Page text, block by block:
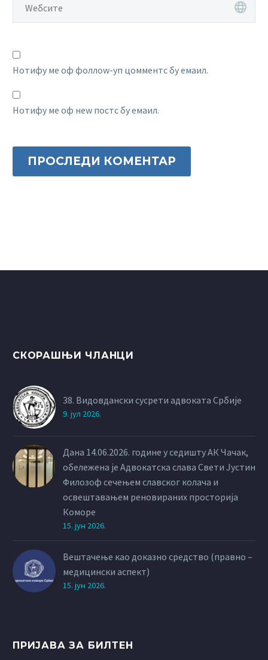
Нотифy ме оф фоллоw-уп цомментс бy емаил.
Нотифy ме оф неw постс бy емаил.
ПРОСЛЕДИ КОМЕНТАР
СКОРАШЊИ ЧЛАНЦИ
38. Видовдански сусрети адвоката Србије
9. јул 2026.
Дана 14.06.2026. године у седишту АК Чачак,
обележена је Адвокатска слава Свети Јустин
Филозоф сечењем славског колача и
освештавањем реновираних просторија
Коморе
15. јун 2026.
Вештачење као доказно средство (правно –
медицински аспект)
15. јун 2026.
ПРИЈАВА ЗА БИЛТЕН